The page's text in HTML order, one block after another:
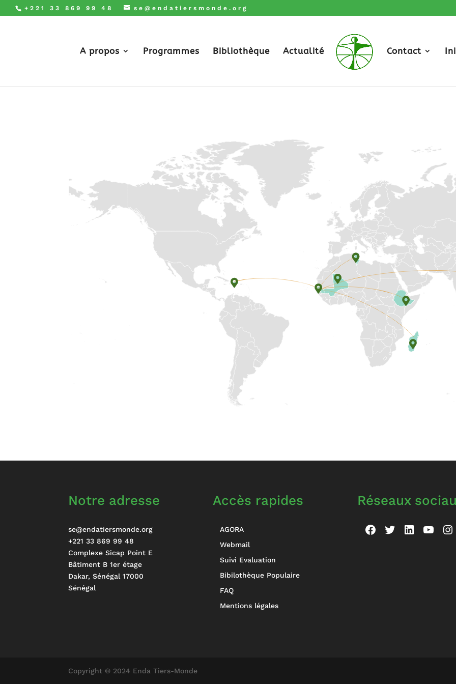
+221 33 869 99 48 se@endatiersmonde.org
A propos Programmes Bibliothèque Actualité Contact
Notre adresse
se@endatiersmonde.org
+221 33 869 99 48
Complexe Sicap Point E
Bâtiment B 1er étage
Dakar,Sénégal 17000
Sénégal
Accès rapides
AGORA
Webmail
Suivi Evaluation
Bibilothèque Populaire
FAQ
Mentions légales
Réseaux
Facebook
Twitter
LinkedIn
Copyright © 2024 Enda Tiers-Monde